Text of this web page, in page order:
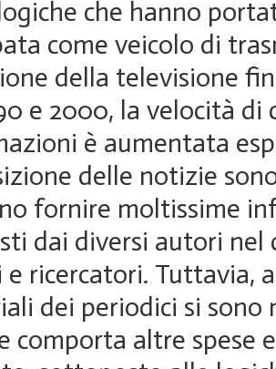
che hanno
come veicolo di
della televisione
e 2000, la velocità
è aumentata
delle notizie
fornire moltissime
dai diversi autori nel
ricercatori. Tuttavia,
dei periodici si
comporta altre spese